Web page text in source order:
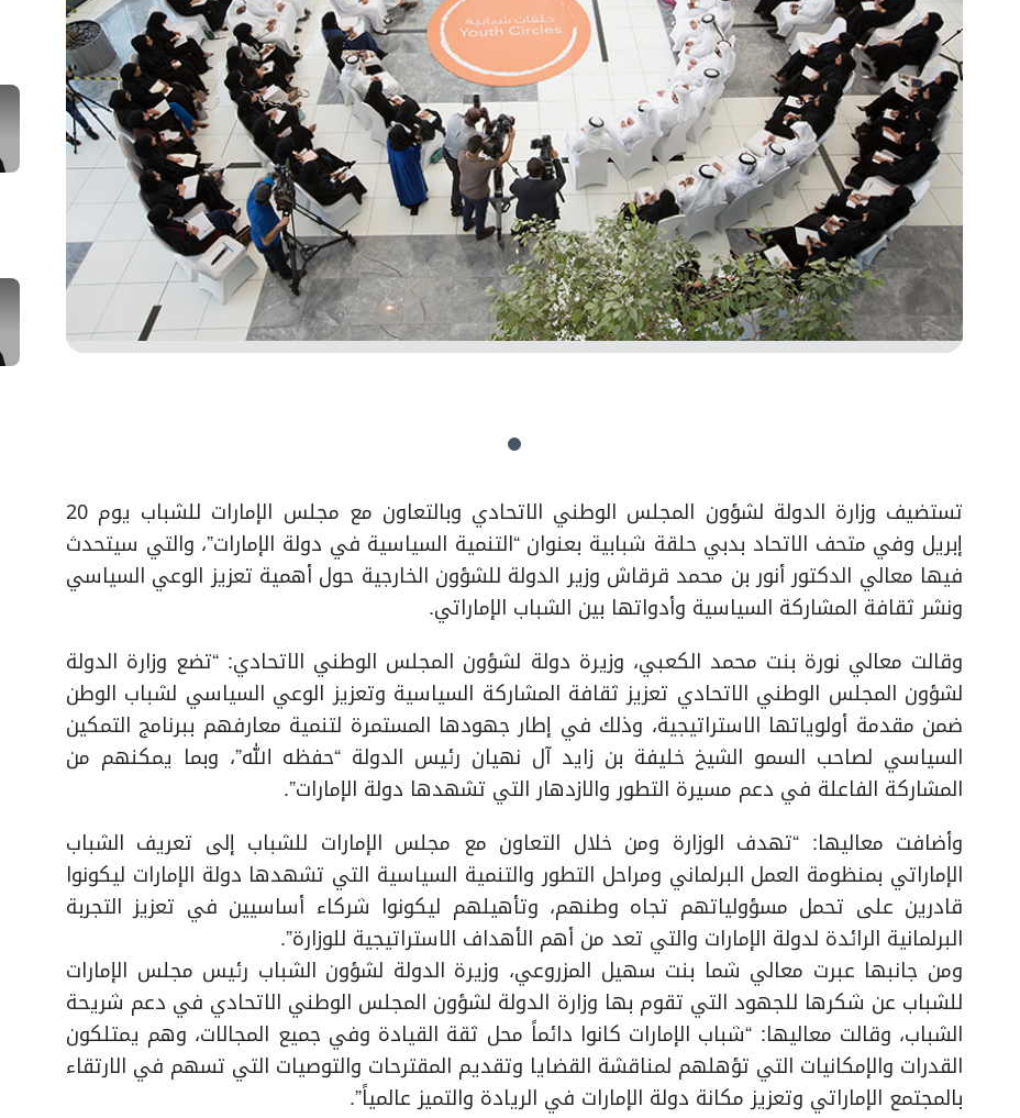
تستضيف وزارة الدولة لشؤون المجلس الوطني الاتحادي وبالتعاون مع مجلس الإمارات للشباب يوم 20
إبريل وفي متحف الاتحاد بدبي حلقة شبابية بعنوان “التنمية السياسية في دولة الإمارات”، والتي سيتحدث
فيها معالي الدكتور أنور بن محمد قرقاش وزير الدولة للشؤون الخارجية حول أهمية تعزيز الوعي السياسي
ونشر ثقافة المشاركة السياسية وأدواتها بين الشباب الإماراتي.
وقالت معالي نورة بنت محمد الكعبي، وزيرة دولة لشؤون المجلس الوطني الاتحادي: “تضع وزارة الدولة
لشؤون المجلس الوطني الاتحادي تعزيز ثقافة المشاركة السياسية وتعزيز الوعي السياسي لشباب الوطن
ضمن مقدمة أولوياتها الاستراتيجية، وذلك في إطار جهودها المستمرة لتنمية معارفهم ببرنامج التمكين
السياسي لصاحب السمو الشيخ خليفة بن زايد آل نهيان رئيس الدولة “حفظه الله”، وبما يمكنهم من
المشاركة الفاعلة في دعم مسيرة التطور والازدهار التي تشهدها دولة الإمارات”.
وأضافت معاليها: “تهدف الوزارة ومن خلال التعاون مع مجلس الإمارات للشباب إلى تعريف الشباب
الإماراتي بمنظومة العمل البرلماني ومراحل التطور والتنمية السياسية التي تشهدها دولة الإمارات ليكونوا
قادرين على تحمل مسؤولياتهم تجاه وطنهم، وتأهيلهم ليكونوا شركاء أساسيين في تعزيز التجربة
البرلمانية الرائدة لدولة الإمارات والتي تعد من أهم الأهداف الاستراتيجية للوزارة”.
ومن جانبها عبرت معالي شما بنت سهيل المزروعي، وزيرة الدولة لشؤون الشباب رئيس مجلس الإمارات
للشباب عن شكرها للجهود التي تقوم بها وزارة الدولة لشؤون المجلس الوطني الاتحادي في دعم شريحة
الشباب، وقالت معاليها: “شباب الإمارات كانوا دائماً محل ثقة القيادة وفي جميع المجالات، وهم يمتلكون
القدرات والإمكانيات التي تؤهلهم لمناقشة القضايا وتقديم المقترحات والتوصيات التي تسهم في الارتقاء
بالمجتمع الإماراتي وتعزيز مكانة دولة الإمارات في الريادة والتميز عالمياً”.